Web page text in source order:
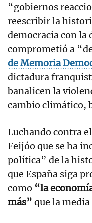
“gobiernos
reescribir la
democracia con la
comprometió a
de Memoria
dictadura
banalicen la
cambio climático,
Luchando contra
Feijóo que se ha
política” de la
que España siga
como “la
más” que la media